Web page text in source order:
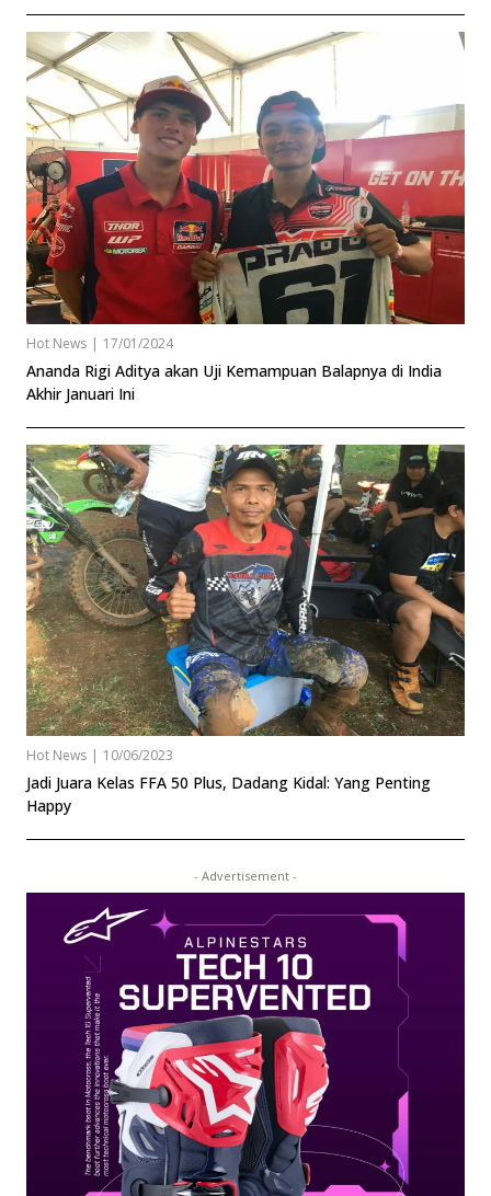
Hot News | 17/01/2024
Ananda Rigi Aditya akan Uji Kemampuan Balapnya di India
Akhir Januari Ini
Hot News | 10/06/2023
Jadi Juara Kelas FFA 50 Plus, Dadang Kidal: Yang Penting
Happy
- Advertisement -